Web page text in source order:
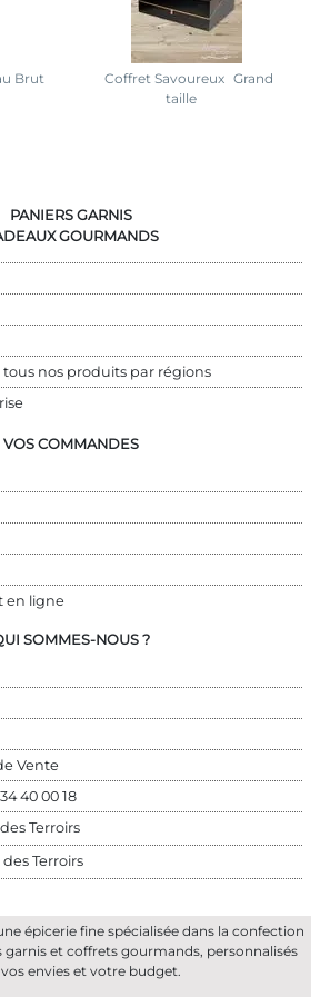
Brut
Coffret Savoureux Grand
taille
PANIERS GARNIS
GOURMANDS
tous nos produits par régions
VOS COMMANDES
en ligne
SOMMES-NOUS ?
Vente
40 00 18
Terroirs
Terroirs
épicerie fine spécialisée dans la confection
garnis et coffrets gourmands, personnalisés
envies et votre budget.